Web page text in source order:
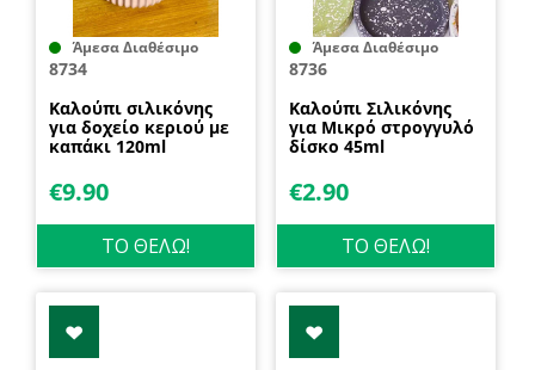
Άμεσα Διαθέσιμο
8734
Καλούπι σιλικόνης
για δοχείο κεριού με
καπάκι 120ml
€9.90
ΤΟ ΘΕΛΩ!
Άμεσα Διαθέσιμο
8736
Καλούπι Σιλικόνης
για Μικρό στρογγυλό
δίσκο 45ml
€2.90
ΤΟ ΘΕΛΩ!